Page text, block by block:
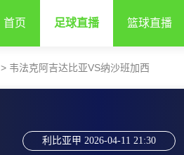
首页 足球直播 篮球直播
> 韦法克阿吉达比亚VS纳沙班加西
利比亚甲 2026-04-11 21:30